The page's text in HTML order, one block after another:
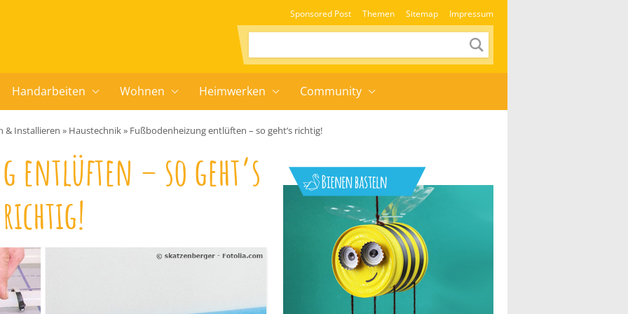
Sponsored Post Themen Sitemap Impressum
Handarbeiten Wohnen Heimwerken Community
& Installieren » Haustechnik» Fußbodenheizung entlüften – so geht’s richtig!
entlüften – so geht’s
richtig!